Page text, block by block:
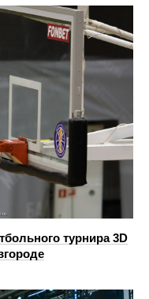
турнира 3D